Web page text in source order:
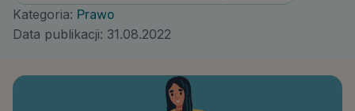
Kategoria: Prawo
Data publikacji: 31.08.2022